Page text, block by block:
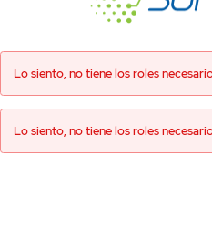
SOI
Lo siento, no tiene los roles
Lo siento, no tiene los roles